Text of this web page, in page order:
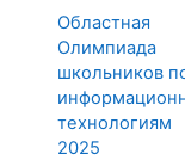
Областная
Олимпиада
школьников
технологиям
2025